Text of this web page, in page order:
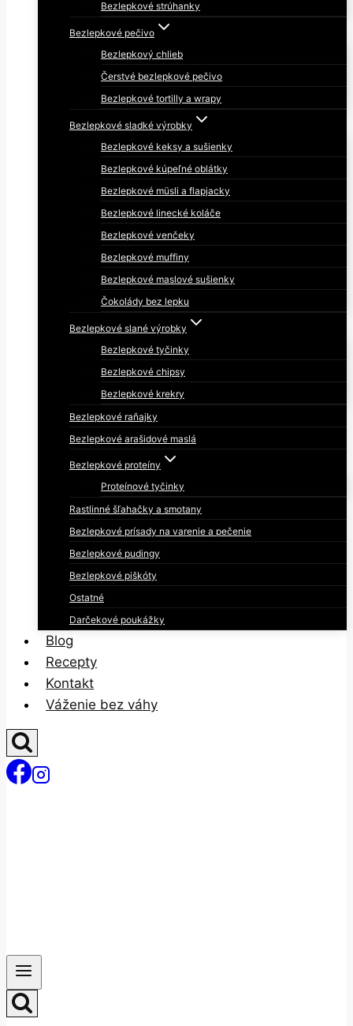
Bezlepkové strúhanky
Bezlepkové pečivo
Bezlepkový chlieb
Čerstvé bezlepkové pečivo
Bezlepkové tortilly a wrapy
Bezlepkové sladké výrobky
Bezlepkové keksy a sušienky
Bezlepkové kúpeľné oblátky
Bezlepkové müsli a flapjacky
Bezlepkové linecké koláče
Bezlepkové venčeky
Bezlepkové muffiny
Bezlepkové maslové sušienky
Čokolády bez lepku
Bezlepkové slané výrobky
Bezlepkové tyčinky
Bezlepkové chipsy
Bezlepkové krekry
Bezlepkové raňajky
Bezlepkové arašidové maslá
Bezlepkové proteíny
Proteínové tyčinky
Rastlinné šľahačky a smotany
Bezlepkové prísady na varenie a pečenie
Bezlepkové pudingy
Bezlepkové piškóty
Ostatné
Darčekové poukážky
Blog
Recepty
Kontakt
Váženie bez váhy